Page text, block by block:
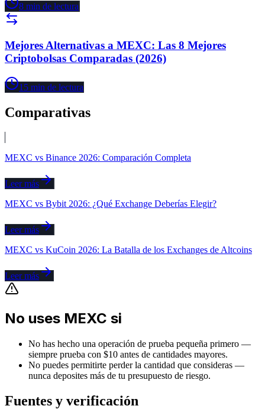
8 min de lectura
Mejores Alternativas a MEXC: Las 8 Mejores
Criptobolsas Comparadas (2026)
15 min de lectura
Comparativas
MEXC vs Binance 2026: Comparación Completa
Leer más
MEXC vs Bybit 2026: ¿Qué Exchange Deberías Elegir?
Leer más
MEXC vs KuCoin 2026: La Batalla de los Exchanges de Altcoins
Leer más
No uses MEXC si
No has hecho una operación de prueba pequeña primero —
siempre prueba con $10 antes de cantidades mayores.
No puedes permitirte perder la cantidad que consideras —
nunca deposites más de tu presupuesto de riesgo.
Fuentes y verificación